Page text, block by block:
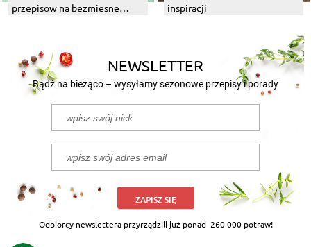
przepisow na bezmiesne
inspiracji
NEWSLETTER
Bądź na bieżąco – wysyłamy sezonowe przepisy i porady
ZAPISZ SIĘ
Odbiorcy newslettera przyrządzili już ponad 260 000 potraw!